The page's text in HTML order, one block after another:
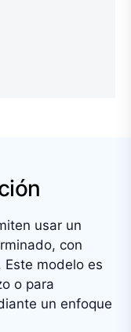
usar un
con
modelo es
o para
un enfoque